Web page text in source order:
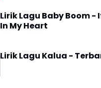
Lirik Lagu Baby Boom -
In My Heart
Lirik Lagu Kalua -